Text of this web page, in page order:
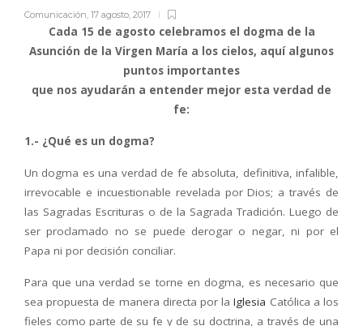
Comunicación, 17 agosto, 2017
Cada 15 de agosto celebramos el dogma de la
Asunción de la Virgen María a los cielos, aquí algunos
puntos importantes
que nos ayudarán a entender mejor esta verdad de
fe:
1.- ¿Qué es un dogma?
Un dogma es una verdad de fe absoluta, definitiva, infalible,
irrevocable e incuestionable revelada por Dios; a través de
las Sagradas Escrituras o de la Sagrada Tradición. Luego de
ser proclamado no se puede derogar o negar, ni por el
Papa ni por decisión conciliar.
Para que una verdad se torne en dogma, es necesario que
sea propuesta de manera directa por laIglesia Católica a los
fieles como parte de su fe y de su doctrina, a través de una